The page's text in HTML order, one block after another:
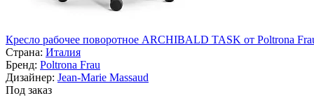
Кресло рабочее поворотное ARCHIBALD TASK от Poltrona
Страна: Италия
Бренд: Poltrona Frau
Дизайнер: Jean-Marie Massaud
Под заказ